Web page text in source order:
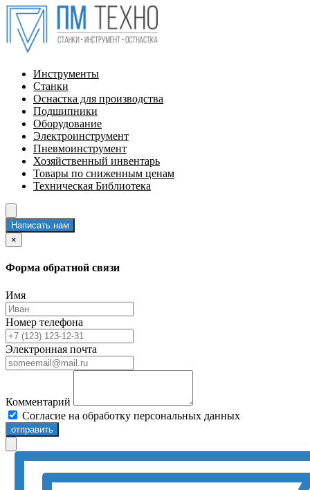
Инструменты
Станки
Оснастка для производства
Подшипники
Оборудование
Электроинструмент
Пневмоинструмент
Хозяйственный инвентарь
Товары по сниженным ценам
Техническая Библиотека
Написать нам
×
Форма обратной связи
Имя
Номер телефона
Электронная почта
Комментарий
Согласие на обработку персональных данных
отправить